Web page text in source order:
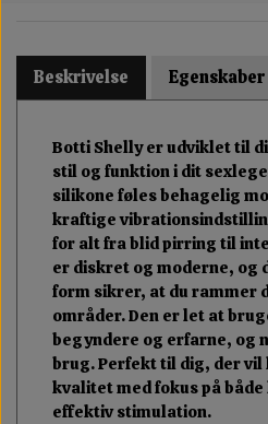
Beskrivelse Egenskaber
Botti Shelly er udviklet til
stil og funktion i dit
silikone føles behagelig
kraftige
for alt fra blid pirring til
er diskret og moderne, og
form sikrer, at du rammer
områder. Den er let at
begyndere og erfarne, og
brug. Perfekt til dig, der vil
kvalitet med fokus på
effektiv stimulation.